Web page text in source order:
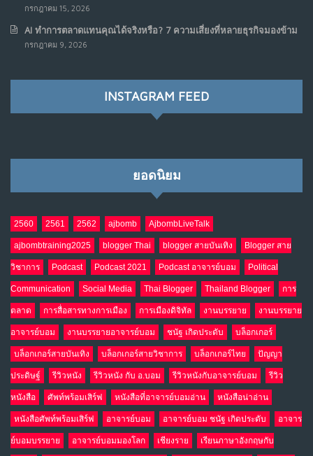
7
เมื่อรัฐบาลเริ่มคิดแบบแพลตฟอร์ม : AI กำลังเปลี่ยนรัฐ
ราชการไปตลอดกาล
NO COMMENTS
เมื่อโลกออนไลน์ กลายเป็น“ศาลเตี้ย”
9
NO COMMENTS
10 อินโดนีเซีย กับเกมอำนาจที่มองไม่เห็น
เม.ย. 19, 2026
NO COMMENTS
กรกฎาคม 15, 2026
AI ทำการตลาดแทนคุณได้จริงหรือ? 7 ความเสี่ยงที่หลายธุรกิจมองข้าม
กรกฎาคม 9, 2026
INSTAGRAM FEED
ยอดนิยม
2560 2561 2562 ajbomb AjbombLiveTalk
ajbombtraining2025 blogger Thai blogger สายบันเทิง Blogger สาย
วิชาการ Podcast Podcast 2021 Podcast อาจารย์บอม Political
Communication Social Media Thai Blogger Thailand Blogger การ
ตลาด การสื่อสารทางการเมือง การเมืองดิจิทัล งานบรรยาย งานบรรยาย
อาจารย์บอม งานบรรยายอาจารย์บอม ชนัฐ เกิดประดับ บล็อกเกอร์
บล็อกเกอร์สายบันเทิง บล็อกเกอร์สายวิชาการ บล็อกเกอร์ไทย ปัญญา
ประดิษฐ์ รีวิวหนัง รีวิวหนัง กับ อ.บอม รีวิวหนังกับอาจารย์บอม รีวิว
หนังสือ ศัพท์พร้อมเสิร์ฟ หนังสือที่อาจารย์บอมอ่าน หนังสือน่าอ่าน
หนังสือศัพท์พร้อมเสิร์ฟ อาจารย์บอม อาจารย์บอม ชนัฐ เกิดประดับ อาจาร
ย์บอมบรรยาย อาจารย์บอมมองโลก เชียงราย เรียนภาษาอังกฤษกับ